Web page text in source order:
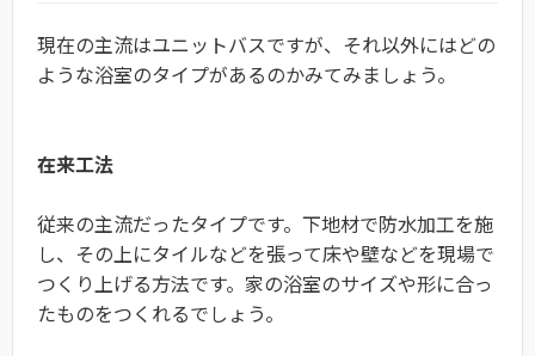
現在の主流はユニットバスですが、それ以外にはどの
ような浴室のタイプがあるのかみてみましょう。
在来工法
従来の主流だったタイプです。下地材で防水加工を施
し、その上にタイルなどを張って床や壁などを現場で
つくり上げる方法です。家の浴室のサイズや形に合っ
たものをつくれるでしょう。